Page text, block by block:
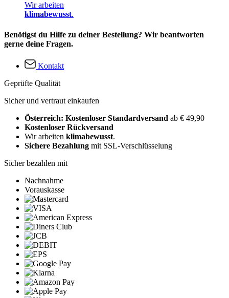
Wir arbeiten
klimabewusst.
Benötigst du Hilfe zu deiner Bestellung? Wir beantworten
gerne deine Fragen.
Kontakt
Geprüfte Qualität
Sicher und vertraut einkaufen
Österreich: Kostenloser Standardversand ab € 49,90
Kostenloser Rückversand
Wir arbeiten klimabewusst.
Sichere Bezahlung mit SSL-Verschlüsselung
Sicher bezahlen mit
Nachnahme
Vorauskasse